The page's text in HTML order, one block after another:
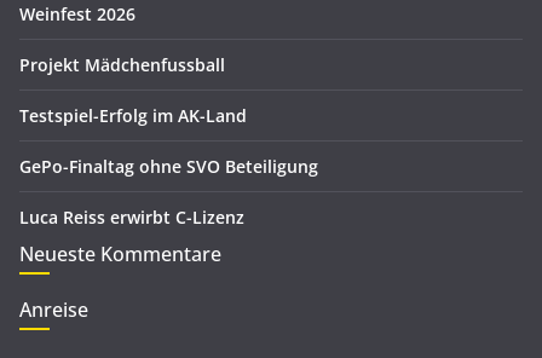
n
Weinfest 2026
Projekt Mädchenfussball
Testspiel-Erfolg im AK-Land
GePo-Finaltag ohne SVO Beteiligung
Luca Reiss erwirbt C-Lizenz
Neueste Kommentare
Anreise